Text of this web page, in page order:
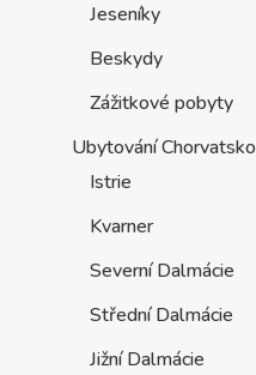
Jeseníky
Beskydy
Zážitkové pobyty
Ubytování Chorvatsko
Istrie
Kvarner
Severní Dalmácie
Střední Dalmácie
Jižní Dalmácie